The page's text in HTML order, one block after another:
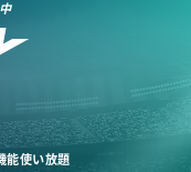
能使い放題